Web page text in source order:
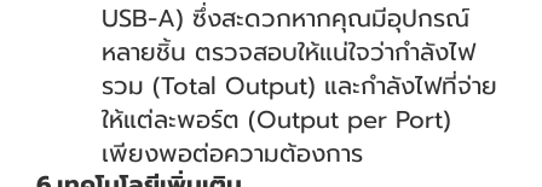
USB-A) ซึ่งสะดวกหากคุณมีอุปกรณ์
หลายชิ้น ตรวจสอบให้แน่ใจว่ากำลังไฟ
รวม (Total Output) และกำลังไฟที่จ่าย
ให้แต่ละพอร์ต (Output per Port)
เพียงพอต่อความต้องการ